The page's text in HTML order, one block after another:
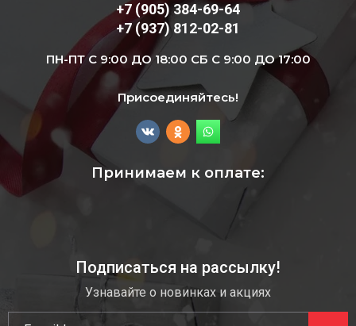
+7 (905) 384-69-64
+7 (937) 812-02-81
ПН-ПТ С 9:00 ДО 18:00 СБ С 9:00 ДО 17:00
Принимаем к оплате:
Подписаться на рассылку!
Узнавайте о новинках и акциях
Присоединяйтесь!